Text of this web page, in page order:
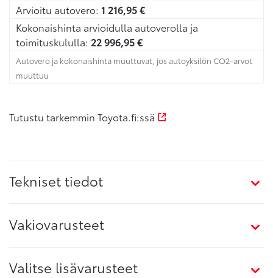
Arvioitu autovero: 1 216,95€
Kokonaishinta arvioidulla autoverolla ja
toimituskululla: 22 996,95€
Autovero ja kokonaishinta muuttuvat, jos autoyksilön CO2-arvot
muuttuu
Tutustu tarkemmin Toyota.fi:ssä
Tekniset tiedot
Vakiovarusteet
Valitse lisävarusteet